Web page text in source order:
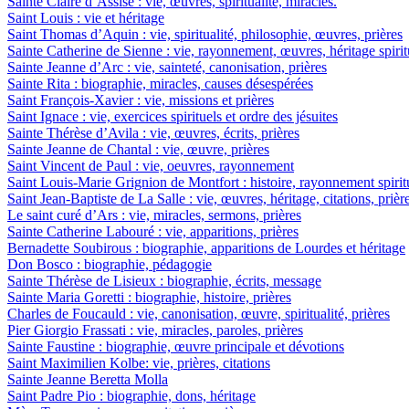
Saint Louis : vie et héritage
Saint Thomas d’Aquin : vie, spiritualité, philosophie, œuvres, prières
Sainte Catherine de Sienne : vie, rayonnement, œuvres, héritage
Sainte Jeanne d’Arc : vie, sainteté, canonisation, prières
Sainte Rita : biographie, miracles, causes désespérées
Saint François-Xavier : vie, missions et prières
Saint Ignace : vie, exercices spirituels et ordre des jésuites
Sainte Thérèse d’Avila : vie, œuvres, écrits, prières
Sainte Jeanne de Chantal : vie, œuvre, prières
Saint Vincent de Paul : vie, oeuvres, rayonnement
Saint Louis-Marie Grignion de Montfort : histoire, rayonnement
Saint Jean-Baptiste de La Salle : vie, œuvres, héritage, citations,
Le saint curé d’Ars : vie, miracles, sermons, prières
Sainte Catherine Labouré : vie, apparitions, prières
Bernadette Soubirous : biographie, apparitions de Lourdes et héritage
Don Bosco : biographie, pédagogie
Sainte Thérèse de Lisieux : biographie, écrits, message
Sainte Maria Goretti : biographie, histoire, prières
Charles de Foucauld : vie, canonisation, œuvre, spiritualité, prières
Pier Giorgio Frassati : vie, miracles, paroles, prières
Sainte Faustine : biographie, œuvre principale et dévotions
Saint Maximilien Kolbe: vie, prières, citations
Sainte Jeanne Beretta Molla
Saint Padre Pio : biographie, dons, héritage